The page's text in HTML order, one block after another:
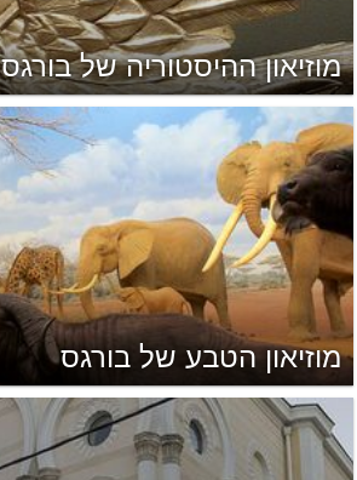
מוזיאון ההיסטוריה של בורגס
מוזיאון הטבע של בורגס